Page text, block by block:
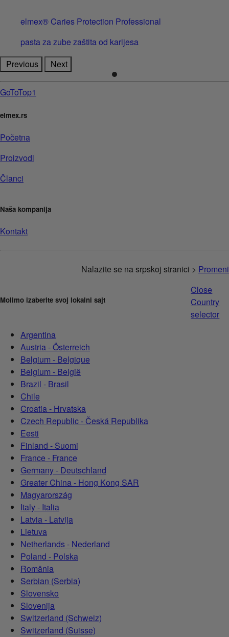
elmex® Caries Protection Professional
pasta za zube zaštita od karijesa
Previous
Next
GoToTop1
elmex.rs
Početna
Proizvodi
Članci
Naša kompanija
Kontakt
Nalazite se na srpskoj stranici > Promeni
Molimo izaberite svoj lokalni sajt
Close
Country
selector
Argentina
Austria - Österreich
Belgium - Belgique
Belgium - België
Brazil - Brasil
Chile
Croatia - Hrvatska
Czech Republic - Česká Republika
Eesti
Finland - Suomi
France - France
Germany - Deutschland
Greater China - Hong Kong SAR
Magyarország
Italy - Italia
Latvia - Latvija
Lietuva
Netherlands - Nederland
Poland - Polska
România
Serbian (Serbia)
Slovensko
Slovenija
Switzerland (Schweiz)
Switzerland (Suisse)